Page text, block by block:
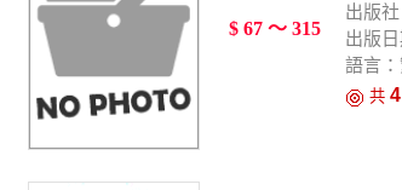
$ 67 ～ 315
出版社
出版
語言
共 4